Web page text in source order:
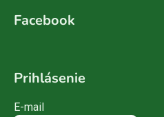
Facebook
Prihlásenie
E-mail